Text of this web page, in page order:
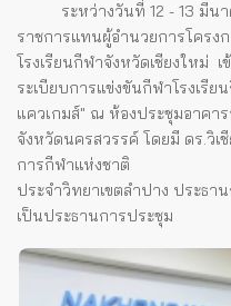
ระหว่างวันที่ 12 - 13 มีนาค
ราชการแทนผู้อำนวยการโครง
โรงเรียนกีฬาจังหวัดเชียงใหม่
ระเบียบการแข่งขันกีฬาโรงเรี
แควเกมส์" ณ ห้องประชุมอาคา
จังหวัดนครสวรรค์ โดยมี ดร.วิเ
การกีฬาแห่งชาติ
ประจำวิทยาเขตลำปาง ประธ
เป็นประธานการประชุม